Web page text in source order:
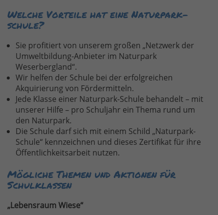
Welche Vorteile hat eine Naturpark-
schule?
Sie profitiert von unserem großen „Netzwerk der
Umweltbildung-Anbieter im Naturpark
Weserbergland“.
Wir helfen der Schule bei der erfolgreichen
Akquirierung von Fördermitteln.
Jede Klasse einer Naturpark-Schule behandelt – mit
unserer Hilfe – pro Schuljahr ein Thema rund um
den Naturpark.
Die Schule darf sich mit einem Schild „Naturpark-
Schule“ kennzeichnen und dieses Zertifikat für ihre
Öffentlichkeitsarbeit nutzen.
Mögliche Themen und Aktionen für
Schulklassen
„Lebensraum Wiese“